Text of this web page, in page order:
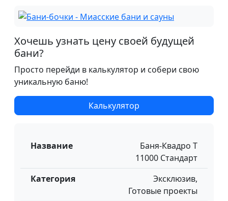
Хочешь узнать цену своей будущей
бани?
Просто перейди в калькулятор и собери свою
уникальную баню!
Калькулятор
Название
Баня-Квадро Т
11000 Стандарт
Категория
Эксклюзив,
Готовые проекты